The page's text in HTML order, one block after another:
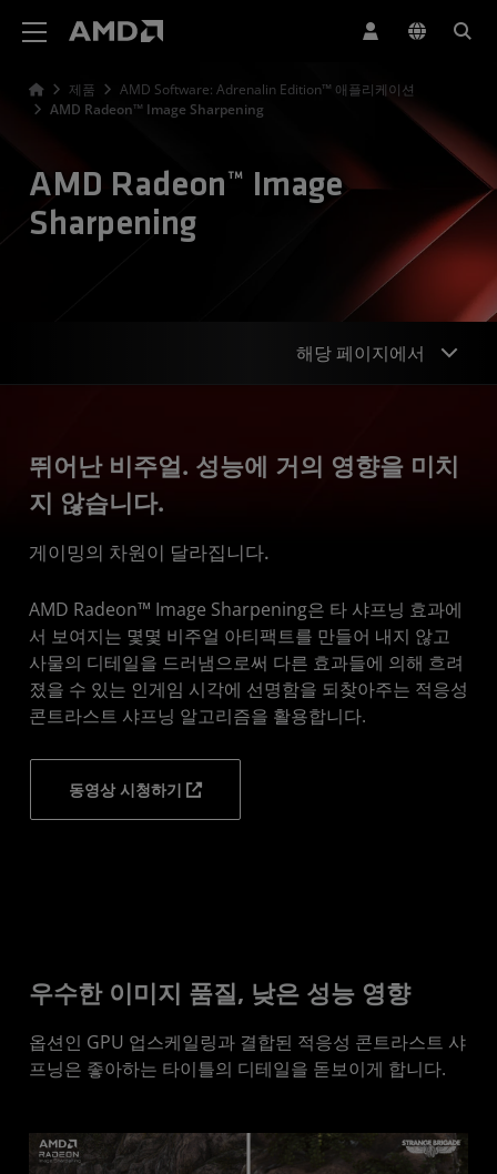
제품
AMD Software: Adrenalin Edition™ 애플리케이션
AMD Radeon™ Image Sharpening
AMD Radeon™ Image
Sharpening
해당 페이지에서
기능
다운로드
뛰어난 비주얼. 성능에 거의 영향을 미치
지 않습니다.
게이밍의 차원이 달라집니다.
AMD Radeon™ Image Sharpening은 타 샤프닝 효과에
서 보여지는 몇몇 비주얼 아티팩트를 만들어 내지 않고
사물의 디테일을 드러냄으로써 다른 효과들에 의해 흐려
졌을 수 있는 인게임 시각에 선명함을 되찾아주는 적응성
콘트라스트 샤프닝 알고리즘을 활용합니다.
동영상 시청하기
우수한 이미지 품질, 낮은 성능 영향
옵션인 GPU 업스케일링과 결합된 적응성 콘트라스트 샤
프닝은 좋아하는 타이틀의 디테일을 돋보이게 합니다.